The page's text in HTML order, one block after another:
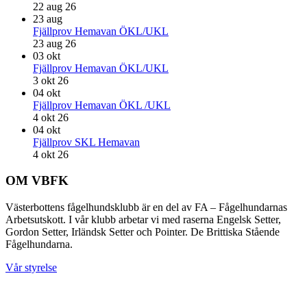
22 aug 26
23 aug
Fjällprov Hemavan ÖKL/UKL
23 aug 26
03 okt
Fjällprov Hemavan ÖKL/UKL
3 okt 26
04 okt
Fjällprov Hemavan ÖKL /UKL
4 okt 26
04 okt
Fjällprov SKL Hemavan
4 okt 26
Footer
OM VBFK
Västerbottens fågelhundsklubb är en del av FA – Fågelhundarnas
Arbetsutskott. I vår klubb arbetar vi med raserna Engelsk Setter,
Gordon Setter, Irländsk Setter och Pointer. De Brittiska Stående
Fågelhundarna.
Vår styrelse